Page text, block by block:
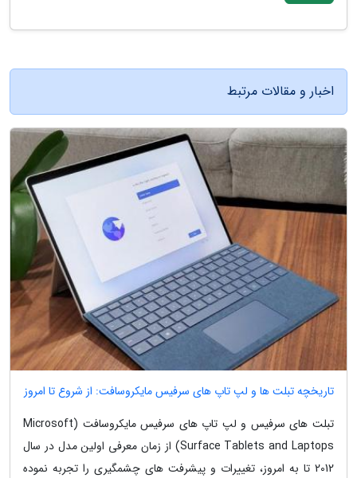
اخبار و مقالات مرتبط
تاریخچه تبلت ها و لپ تاپ های سرفیس مایکروسافت: از شروع تا امروز
تبلت های سرفیس و لپ تاپ های سرفیس مایکروسافت (Microsoft
Surface Tablets and Laptops) از زمان معرفی اولین مدل در سال
2012 تا به امروز، تغییرات و پیشرفت های چشمگیری را تجربه نموده